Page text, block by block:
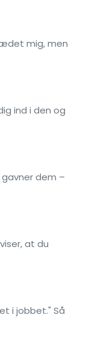
mig, men
ind i den og
dem –
at du
i jobbet." Så